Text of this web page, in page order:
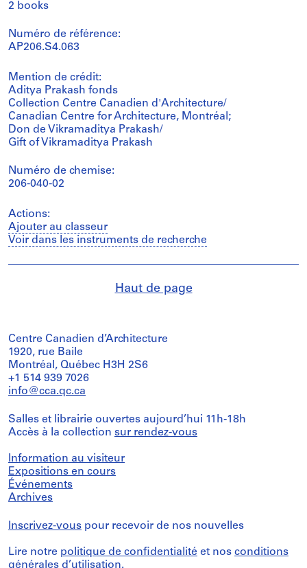
2 books
Numéro de référence:
AP206.S4.063
Mention de crédit:
Aditya Prakash fonds
Collection Centre Canadien d'Architecture/
Canadian Centre for Architecture, Montréal;
Don de Vikramaditya Prakash/
Gift of Vikramaditya Prakash
Numéro de chemise:
206-040-02
Actions:
Ajouter au classeur
Voir dans les instruments de recherche
Haut de page
Centre Canadien d’Architecture
1920, rue Baile
Montréal, Québec H3H 2S6
+1 514 939 7026
info@cca.qc.ca
Salles et librairie ouvertes aujourd’hui 11h-18h
Accès à la collection sur rendez-vous
Information au visiteur
Expositions en cours
Événements
Archives
Inscrivez-vous pour recevoir de nos nouvelles
Lire notre politique de confidentialité et nos conditions
générales d’utilisation.